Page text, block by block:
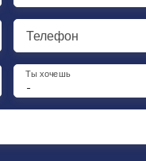
Телефон
-
Ты хочешь